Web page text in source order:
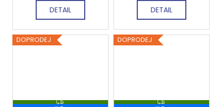
DETAIL DETAIL
DOPRODEJ
Z
DOPRODEJ
Z